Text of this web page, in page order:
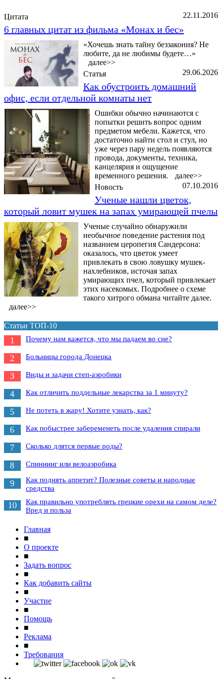
22.11.2016
Цитата
6 главных цитат из фильма «Монах и бес»
«Хочешь знать тайну беззакония? Не
любите, да не любимы будете…»
далее>>
29.06.2026
Статья
Как обустроить домашний
офис, если отдельной комнаты нет
Ошибки обычно начинаются с
попытки решить вопрос одним
предметом мебели. Кажется, что
достаточно найти стол и стул, но
уже через пару недель появляются
провода, документы, техника,
канцелярия и ощущение
временного решения.
далее>>
07.10.2016
Новость
Ученые нашли цветок,
который ловит мушек на запах умирающей пчелы
Ученые случайно обнаружили
необычное поведение растения под
названием церопегия Сандерсона:
оказалось, что цветок умеет
привлекать в свою ловушку мушек-
нахлебников, источая запах
умирающих пчел, который привлекает
этих насекомых. Подробнее о схеме
такого хитрого обмана читайте далее.
далее>>
Статьи ТОП-10
1 Почему нам кажется, что мы падаем во сне?
2 Больницы города Донецка
3 Виды и задачи степ-аэробики
4 Как отличить поддельные лекарства за 1 минуту?
5 Не потеть в жару! Хотите узнать, как?
6 Как побыстрее забеременеть после удаления спирали
7 Сколько длятся первые роды?
8 Спиннинг или велоаэробика
9
Как поднять аппетит? Полезные советы и народные
средства
10
Как правильно употреблять грецкие орехи на самом деле?
Вред и польза
Главная
■
О проекте
■
Задать вопрос
■
Как добавить сайты
■
Участие
■
Помощь
■
Реклама
■
Требования